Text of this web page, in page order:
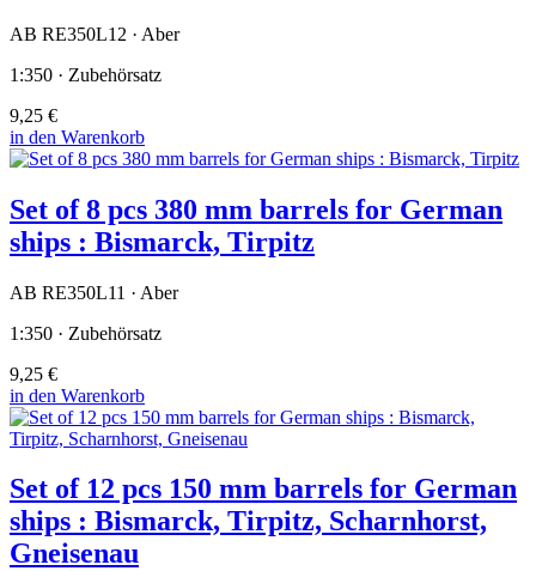
AB RE350L12 · Aber
1:350 · Zubehörsatz
9,25 €
in den Warenkorb
Set of 8 pcs 380 mm barrels for German
ships : Bismarck, Tirpitz
AB RE350L11 · Aber
1:350 · Zubehörsatz
9,25 €
in den Warenkorb
Set of 12 pcs 150 mm barrels for German
ships : Bismarck, Tirpitz, Scharnhorst,
Gneisenau